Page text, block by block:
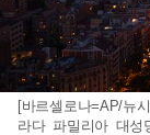
[바르셀로나=AP/뉴
라다 파밀리아 대성